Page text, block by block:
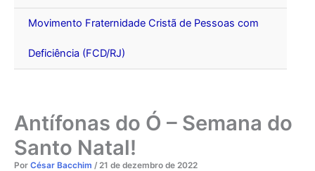
Movimento Fraternidade Cristã de Pessoas com
Deficiência (FCD/RJ)
Antífonas do Ó – Semana do
Santo Natal!
Por César Bacchim / 21 de dezembro de 2022